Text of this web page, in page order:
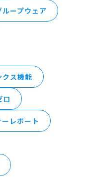
ループウェア
クス機能
ロ
レポート